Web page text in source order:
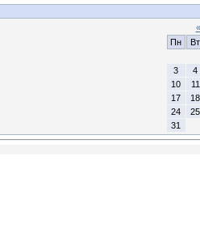
«
Пн
Вт
3
4
10
11
17
18
24
25
31